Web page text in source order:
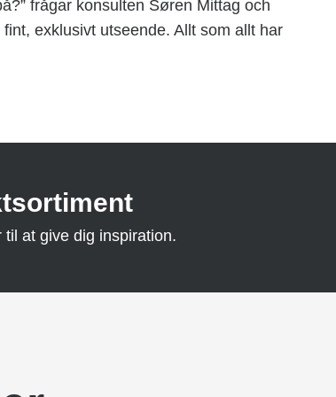
frågar konsulten Søren Mittag och
exklusivt utseende. Allt som allt har
at give dig inspiration.